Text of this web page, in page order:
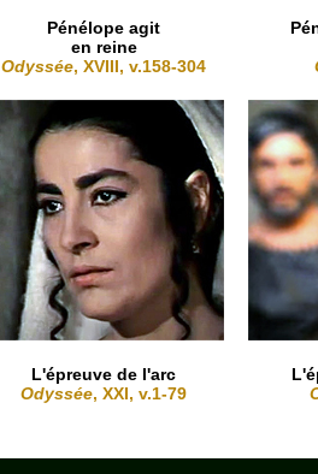
Pénélope agit
en reine
Odyssée, XVIII, v.158-304
L'épreuve de l'arc
Odyssée, XXI, v.1-79